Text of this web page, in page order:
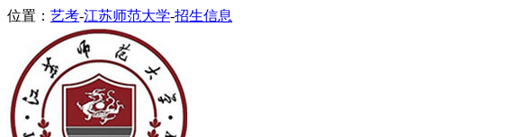
位置： 艺考-江苏师范大学-招生信息